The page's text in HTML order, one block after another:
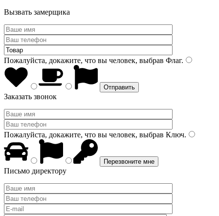
Вызвать замерщика
Пожалуйста, докажите, что вы человек, выбрав Флаг.
Заказать звонок
Пожалуйста, докажите, что вы человек, выбрав Ключ.
Письмо директору